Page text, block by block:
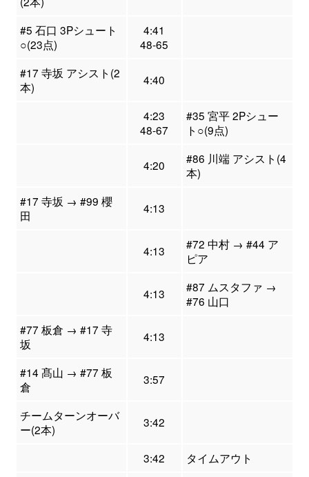
#5 石口 3Pシュート
○(23点)
4:41
48-65
#17 寺坂 アシスト(2
本)
4:40
4:23
48-67
#35 宮平 2Pシュー
ト○(9点)
4:20
#86 川端 アシスト(4
本)
#17 寺坂 → #99 櫻
田
4:13
4:13
#72 中村 → #44 ア
ピア
4:13
#87 ムスタファ →
#76 山口
#77 板倉 → #17 寺
坂
4:13
#14 髙山 → #77 板
倉
3:57
チームターンオーバ
ー(2本)
3:42
3:42 タイムアウト